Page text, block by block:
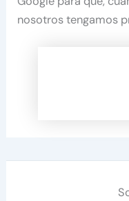
nosotros tengamos